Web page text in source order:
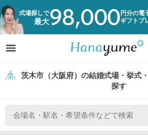
式場探しで
最大98,000 円分の電
ギフトプ
茨木市（大阪府）の結婚式場・挙式
探す